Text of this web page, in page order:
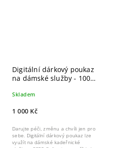
Digitální dárkový poukaz
na dámské služby - 1000
Skladem
1 000 Kč
Darujte péči, změnu a chvíli jen pro
sebe. Digitální dárkový poukaz lze
využít na dámské kadeřnické